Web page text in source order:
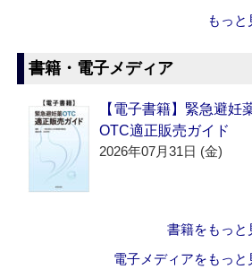
もっと
書籍・電子メディア
【電子書籍】緊急避妊
OTC適正販売ガイド
2026年07月31日 (金)
書籍をもっと
電子メディアをもっと